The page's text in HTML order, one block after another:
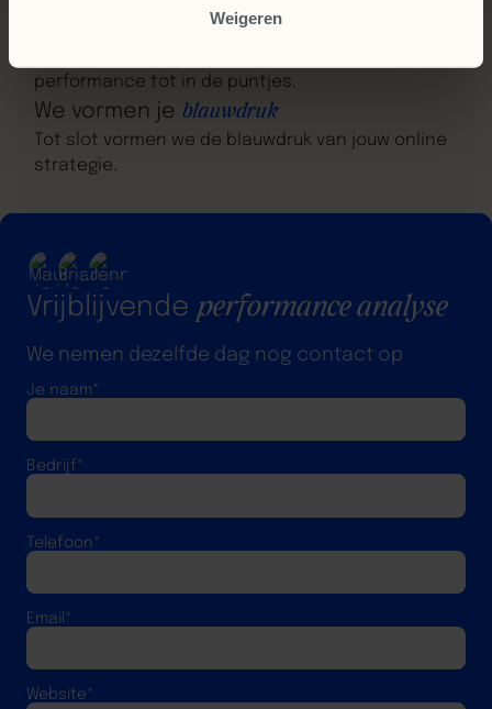
Weigeren
We analyseren jeperformance
performance tot in de puntjes.
We vormen je blauwdruk
Tot slot vormen we de blauwdruk van jouw online
strategie.
Vrijblijvende performance analyse
We nemen dezelfde dag nog contact op
Je naam*
Bedrijf*
Telefoon*
Email*
Website*